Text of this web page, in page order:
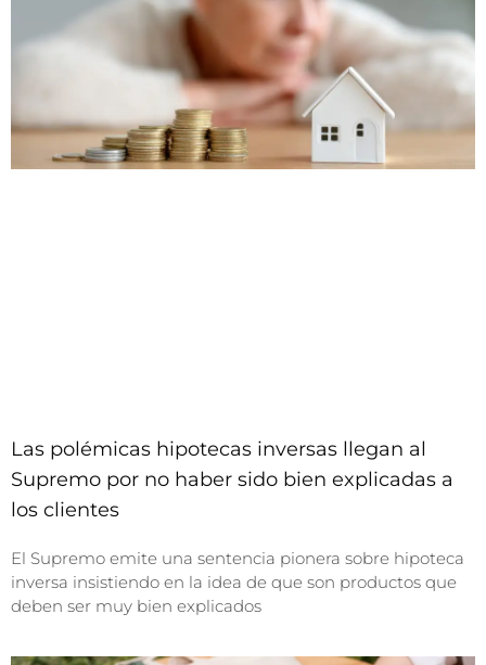
Las polémicas hipotecas inversas llegan al
Supremo por no haber sido bien explicadas a
los clientes
El Supremo emite una sentencia pionera sobre hipoteca
inversa insistiendo en la idea de que son productos que
deben ser muy bien explicados